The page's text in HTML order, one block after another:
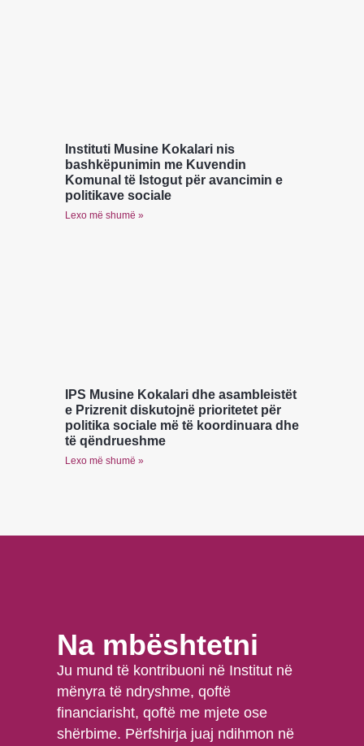
Instituti Musine Kokalari nis
bashkëpunimin me Kuvendin
Komunal të Istogut për avancimin e
politikave sociale
Lexo më shumë »
IPS Musine Kokalari dhe asambleistët
e Prizrenit diskutojnë prioritetet për
politika sociale më të koordinuara dhe
të qëndrueshme
Lexo më shumë »
Na mbështetni
Ju mund të kontribuoni në Institut në
mënyra të ndryshme, qoftë
financiarisht, qoftë me mjete ose
shërbime. Përfshirja juaj ndihmon në